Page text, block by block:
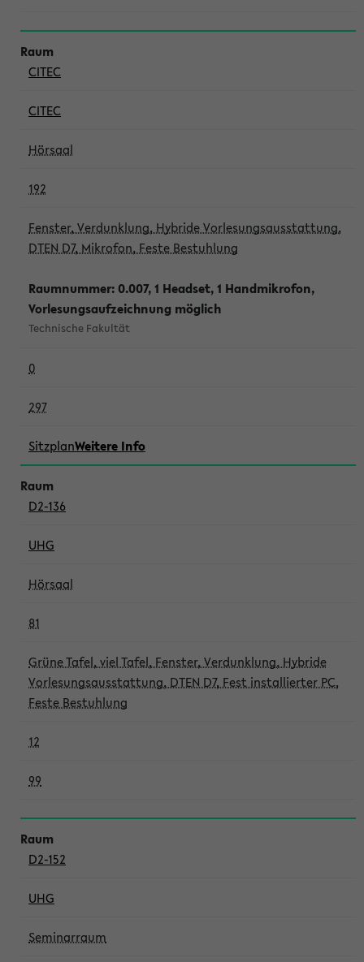
CITEC
CITEC
Hörsaal
192
Fenster, Verdunklung, Hybride Vorlesungsausstattung,
DTEN D7, Mikrofon, Feste Bestuhlung
Raumnummer: 0.007, 1 Headset, 1 Handmikrofon,
Vorlesungsaufzeichnung möglich
Technische Fakultät
0
297
SitzplanWeitere Info
D2-136
UHG
Hörsaal
81
Grüne Tafel, viel Tafel, Fenster, Verdunklung, Hybride
Vorlesungsausstattung, DTEN D7, Fest installierter PC,
Feste Bestuhlung
12
99
D2-152
UHG
Seminarraum